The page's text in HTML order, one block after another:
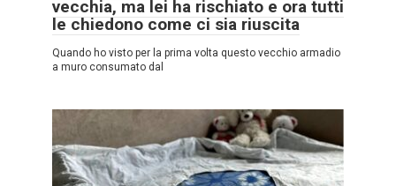
vecchia, ma lei ha rischiato e ora tutti
le chiedono come ci sia riuscita
Quando ho visto per la prima volta questo vecchio armadio
a muro consumato dal